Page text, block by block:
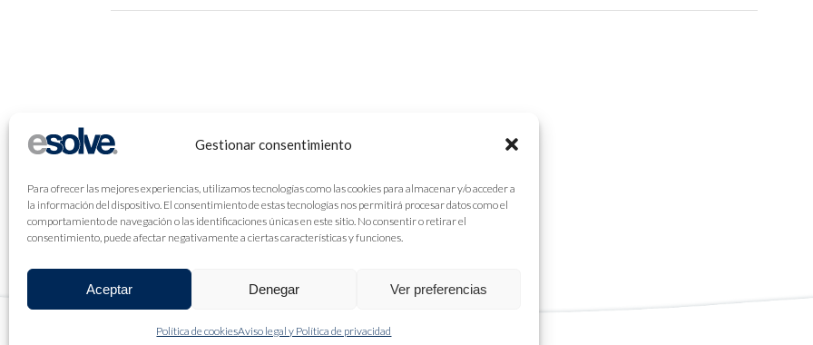
Gestionar consentimiento
Para ofrecer las mejores experiencias, utilizamos tecnologías como las cookies para almacenar y/o acceder a
la información del dispositivo. El consentimiento de estas tecnologías nos permitirá procesar datos como el
comportamiento de navegación o las identificaciones únicas en este sitio. No consentir o retirar el
consentimiento, puede afectar negativamente a ciertas características y funciones.
Aceptar Denegar Ver preferencias
Política de cookiesAviso legal y Política de privacidad